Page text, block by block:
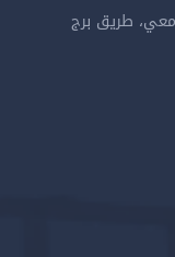
طريق برج